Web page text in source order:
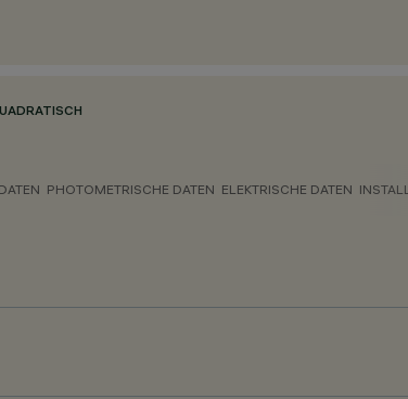
PHOTOMETRISCHE DATEN ELEKTRISCHE DATEN